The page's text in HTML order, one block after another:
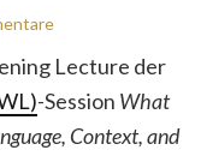
Lecture der
-Session What
Context, and